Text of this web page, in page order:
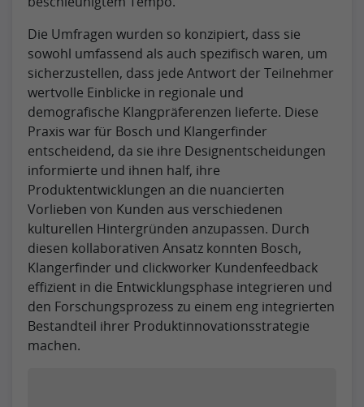
Die Umfragen wurden so konzipiert, dass sie
sowohl umfassend als auch spezifisch waren, um
sicherzustellen, dass jede Antwort der Teilnehmer
wertvolle Einblicke in regionale und
demografische Klangpräferenzen lieferte. Diese
Praxis war für Bosch und Klangerfinder
entscheidend, da sie ihre Designentscheidungen
informierte und ihnen half, ihre
Produktentwicklungen an die nuancierten
Vorlieben von Kunden aus verschiedenen
kulturellen Hintergründen anzupassen. Durch
diesen kollaborativen Ansatz konnten Bosch,
Klangerfinder und clickworker Kundenfeedback
effizient in die Entwicklungsphase integrieren und
den Forschungsprozess zu einem eng integrierten
Bestandteil ihrer Produktinnovationsstrategie
machen.